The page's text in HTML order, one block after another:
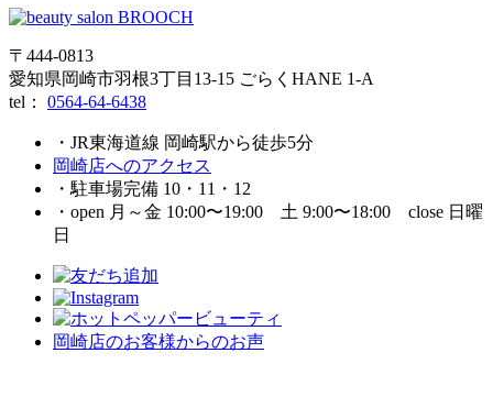
〒444-0813
愛知県岡崎市羽根3丁目13‐15 ごらくHANE 1-A
tel： 0564-64-6438
・JR東海道線 岡崎駅から徒歩5分
岡崎店へのアクセス
・駐車場完備 10・11・12
・open 月～金 10:00〜19:00 土 9:00〜18:00 close 日曜
日
岡崎店のお客様からのお声